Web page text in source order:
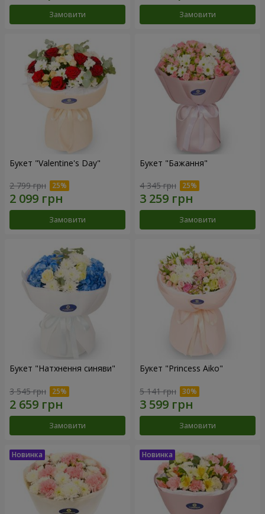
Замовити Замовити
Букет "Valentine's Day"
2 799 грн
Замовити
Букет "Бажання"
4 345 грн
Замовити
Букет "Натхнення синяви"
3 545 грн
Замовити
Букет "Princess Aiko"
5 141 грн
Замовити